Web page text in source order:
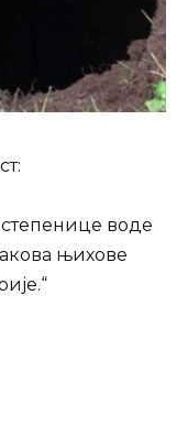
степенице воде
њихове